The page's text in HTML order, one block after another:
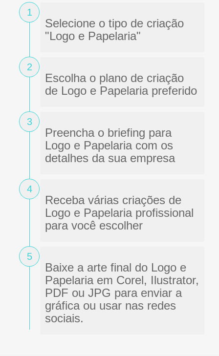
1
Selecione o tipo de criação
"Logo e Papelaria"
2
Escolha o plano de criação
de Logo e Papelaria preferido
3
Preencha o briefing para
Logo e Papelaria com os
detalhes da sua empresa
4
Receba várias criações de
Logo e Papelaria profissional
para você escolher
5
Baixe a arte final do Logo e
Papelaria em Corel, Ilustrator,
PDF ou JPG para enviar a
gráfica ou usar nas redes
sociais.